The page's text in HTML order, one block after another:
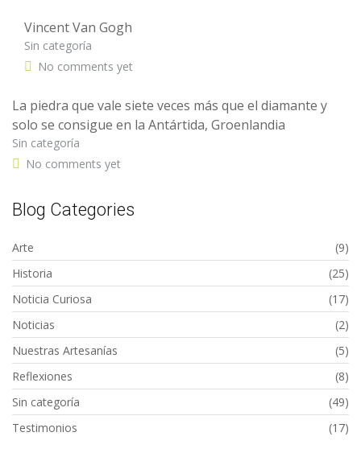
Vincent Van Gogh
Sin categoría
No comments yet
La piedra que vale siete veces más que el diamante y
solo se consigue en la Antártida, Groenlandia
Sin categoría
No comments yet
Blog Categories
Arte
(9)
Historia
(25)
Noticia Curiosa
(17)
Noticias
(2)
Nuestras Artesanías
(5)
Reflexiones
(8)
Sin categoría
(49)
Testimonios
(17)